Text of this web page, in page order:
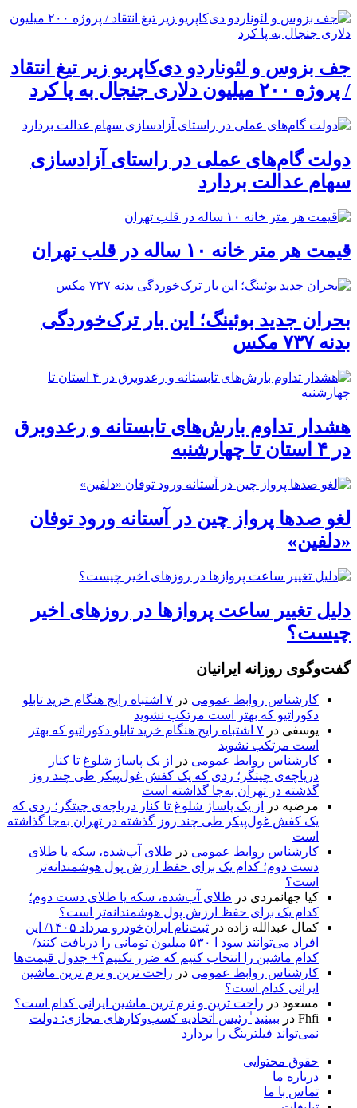
جف بزوس و لئوناردو دی‌کاپریو زیر تیغ انتقاد
/ پروژه ۲۰۰ میلیون دلاری جنجال به پا کرد
دولت گام‌های عملی در راستای آزادسازی
سهام عدالت بردارد
قیمت هر متر خانه ۱۰ ساله در قلب تهران
بحران جدید بوئینگ؛ این بار ترک‌خوردگی
بدنه ۷۳۷ مکس
هشدار تداوم بارش‌های تابستانه و رعدوبرق
در ۴ استان تا چهارشنبه
لغو صدها پرواز چین در آستانه ورود توفان
«دلفین»
دلیل تغییر ساعت پروازها در روزهای اخیر
چیست؟
گفت‌وگوی روزانه ایرانیان
کارشناس روابط عمومی در
۷ اشتباه رایج هنگام خرید تابلو
دکوراتیو که بهتر است مرتکب نشوید
یوسفی در
۷ اشتباه رایج هنگام خرید تابلو دکوراتیو که بهتر
است مرتکب نشوید
کارشناس روابط عمومی در
از یک پاساژ شلوغ تا کنار
دریاچه‌ی چیتگر؛ ردی که یک کفش غول‌پیکر طی چند روز
گذشته در تهران به‌جا گذاشته است
مرضیه در
از یک پاساژ شلوغ تا کنار دریاچه‌ی چیتگر؛ ردی که
یک کفش غول‌پیکر طی چند روز گذشته در تهران به‌جا گذاشته
است
کارشناس روابط عمومی در طلای آب‌شده، سکه یا طلای
دست دوم؛ کدام یک برای حفظ ارزش پول هوشمندانه‌تر
است؟
کیا جهانمردی در طلای آب‌شده، سکه یا طلای دست دوم؛
کدام یک برای حفظ ارزش پول هوشمندانه‌تر است؟
کمال عبدالله زاده در
ثبت‌نام ایران‌خودرو مرداد ۱۴۰۵/ این
افراد می‌توانند سود ا ۵۳۰ میلیون تومانی را دریافت کنند/
کدام ماشین را انتخاب کنیم که ضرر نکنیم؟+ جدول قیمت‌ها
کارشناس روابط عمومی در راحت ترین و نرم ترین ماشین
ایرانی کدام است؟
مسعود در راحت ترین و نرم ترین ماشین ایرانی کدام است؟
Fhfi در ببینید| ٰرئیس اتحادیه کسب‌وکارهای مجازی: دولت
نمی‌تواند فیلترینگ را بردارد
حقوق محتوایی
درباره ما
تماس با ما